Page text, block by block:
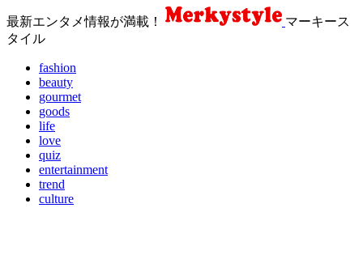
最新エンタメ情報が満載！
マーキース
タイル
fashion
beauty
gourmet
goods
life
love
quiz
entertainment
trend
culture